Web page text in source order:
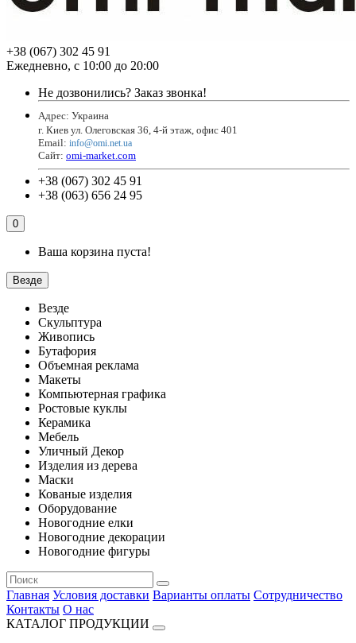
+38 (067) 302 45 91
Ежедневно, с 10:00 до 20:00
Не дозвонились? Заказ звонка!
Адрес: Украина
г. Киев ул. Олеговская 36, 4-й этаж, офис 401
Email: info@omi.net.ua
Сайт: omi-market.com
+38 (067) 302 45 91
+38 (063) 656 24 95
0
Ваша корзина пуста!
Везде
Везде
Скульптура
Живопись
Бутафория
Объемная реклама
Макеты
Компьютерная графика
Ростовые куклы
Керамика
Мебель
Уличный Декор
Изделия из дерева
Маски
Кованые изделия
Оборудование
Новогодние елки
Новогодние декорации
Новогодние фигуры
Главная Условия доставки Варианты оплаты Сотрудничество
Контакты О нас
КАТАЛОГ ПРОДУКЦИИ